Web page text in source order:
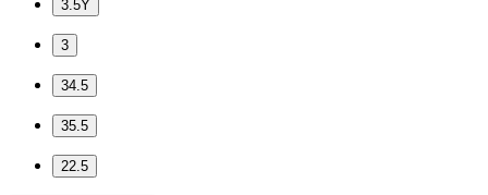
3.5Y
3
34.5
35.5
22.5